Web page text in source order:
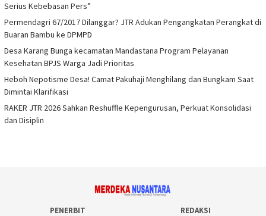
Serius Kebebasan Pers”
Permendagri 67/2017 Dilanggar? JTR Adukan Pengangkatan Perangkat di
Buaran Bambu ke DPMPD
Desa Karang Bunga kecamatan Mandastana Program Pelayanan
Kesehatan BPJS Warga Jadi Prioritas
Heboh Nepotisme Desa! Camat Pakuhaji Menghilang dan Bungkam Saat
Dimintai Klarifikasi
RAKER JTR 2026 Sahkan Reshuffle Kepengurusan, Perkuat Konsolidasi
dan Disiplin
PENERBIT REDAKSI